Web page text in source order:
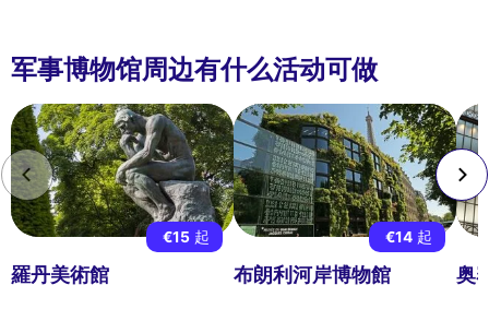
军事博物馆周边有什么活动可做
€15 起
羅丹美術館
€14 起
布朗利河岸博物館 奥